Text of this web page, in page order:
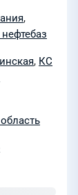
,
, КС